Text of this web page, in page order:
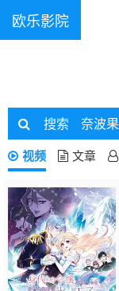
欧乐影院
搜索 奈波
视频 文章